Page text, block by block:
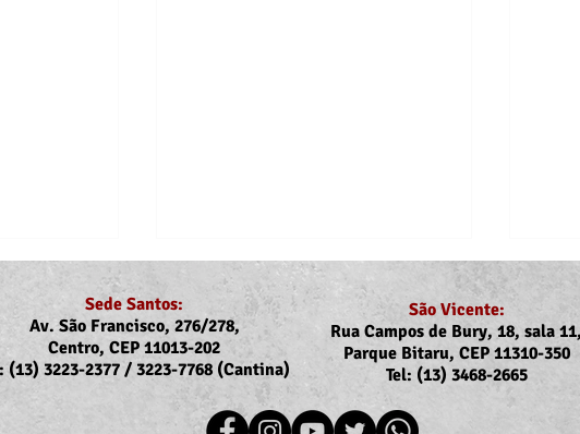
Sede Santos:
Av. São Francisco, 276/278,
Centro, CEP 11013-202
(13) 3223-2377 / 3223-7768 (Cantina)
São Vicente:
Rua Campos de Bury, 18, sala
Parque Bitaru, CEP 11310-350
Tel: (13) 3468-2665